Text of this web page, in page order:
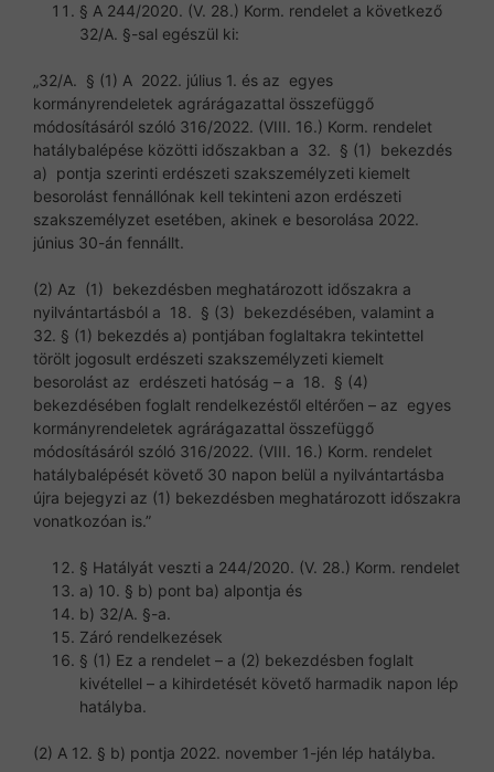
§ A 244/2020. (V. 28.) Korm. rendelet a következő
32/A. §-sal egészül ki:
„32/A. § (1) A 2022. július 1. és az egyes
kormányrendeletek agrárágazattal összefüggő
módosításáról szóló 316/2022. (VIII. 16.) Korm. rendelet
hatálybalépése közötti időszakban a 32. § (1) bekezdés
a) pontja szerinti erdészeti szakszemélyzeti kiemelt
besorolást fennállónak kell tekinteni azon erdészeti
szakszemélyzet esetében, akinek e besorolása 2022.
június 30-án fennállt.
(2) Az (1) bekezdésben meghatározott időszakra a
nyilvántartásból a 18. § (3) bekezdésében, valamint a
32. § (1) bekezdés a) pontjában foglaltakra tekintettel
törölt jogosult erdészeti szakszemélyzeti kiemelt
besorolást az erdészeti hatóság – a 18. § (4)
bekezdésében foglalt rendelkezéstől eltérően – az egyes
kormányrendeletek agrárágazattal összefüggő
módosításáról szóló 316/2022. (VIII. 16.) Korm. rendelet
hatálybalépését követő 30 napon belül a nyilvántartásba
újra bejegyzi az (1) bekezdésben meghatározott időszakra
vonatkozóan is.”
§ Hatályát veszti a 244/2020. (V. 28.) Korm. rendelet
a) 10. § b) pont ba) alpontja és
b) 32/A. §-a.
Záró rendelkezések
§ (1) Ez a rendelet – a (2) bekezdésben foglalt
kivétellel – a kihirdetését követő harmadik napon lép
hatályba.
(2) A 12. § b) pontja 2022. november 1-jén lép hatályba.